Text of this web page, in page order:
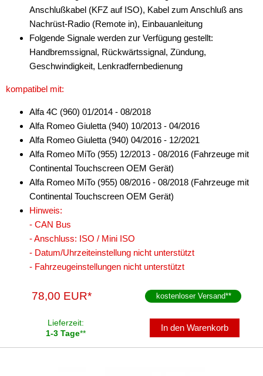
Anschlußkabel (KFZ auf ISO), Kabel zum Anschluß ans
Nachrüst-Radio (Remote in), Einbauanleitung
Folgende Signale werden zur Verfügung gestellt:
Handbremssignal, Rückwärtssignal, Zündung,
Geschwindigkeit, Lenkradfernbedienung
kompatibel mit:
Alfa 4C (960) 01/2014 - 08/2018
Alfa Romeo Giuletta (940) 10/2013 - 04/2016
Alfa Romeo Giuletta (940) 04/2016 - 12/2021
Alfa Romeo MiTo (955) 12/2013 - 08/2016 (Fahrzeuge mit
Continental Touchscreen OEM Gerät)
Alfa Romeo MiTo (955) 08/2016 - 08/2018 (Fahrzeuge mit
Continental Touchscreen OEM Gerät)
Hinweis:
- CAN Bus
- Anschluss: ISO / Mini ISO
- Datum/Uhrzeiteinstellung nicht unterstützt
- Fahrzeugeinstellungen nicht unterstützt
78,00 EUR* kostenloser Versand**
Lieferzeit:
1-3 Tage**
In den Warenkorb